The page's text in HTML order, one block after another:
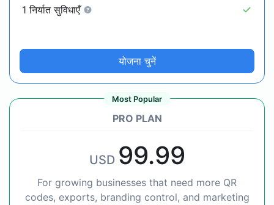
1 निर्यात सुविधाएँ
योजना चुनें
Most Popular
PRO PLAN
USD 99.99
For growing businesses that need more QR
codes, exports, branding control, and marketing